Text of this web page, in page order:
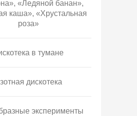
«Ледяной банан»,
каша», «Хрустальная
роза»
в тумане
дискотека
эксперименты